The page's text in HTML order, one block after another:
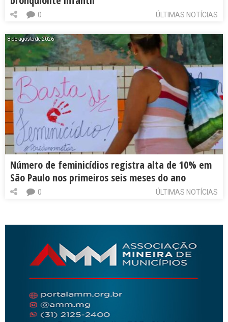
ÚLTIMAS NOTÍCIAS
0
8 de agosto de 2026
Número de feminicídios registra alta de 10% em
São Paulo nos primeiros seis meses do ano
ÚLTIMAS NOTÍCIAS
0